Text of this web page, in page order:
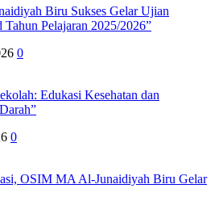
Biru Sukses Gelar Ujian
Pelajaran 2025/2026”
0
Edukasi Kesehatan dan
0
OSIM MA Al-Junaidiyah Biru Gelar